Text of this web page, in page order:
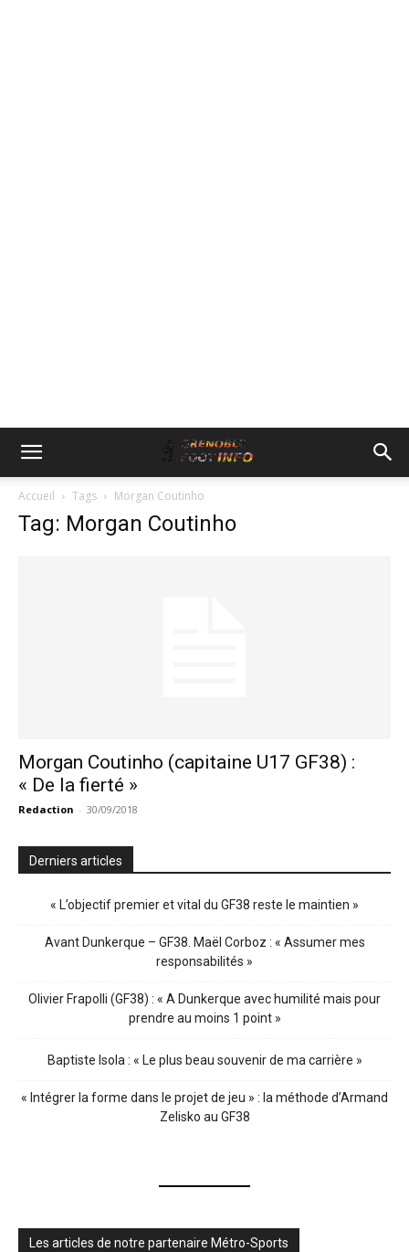
Accueil Tags Morgan Coutinho
Tag: Morgan Coutinho
Morgan Coutinho (capitaine U17 GF38) :
« De la fierté »
Redaction - 30/09/2018
Derniers articles
« L’objectif premier et vital du GF38 reste le maintien »
Avant Dunkerque – GF38. Maël Corboz : « Assumer mes
responsabilités »
Olivier Frapolli (GF38) : « A Dunkerque avec humilité mais pour
prendre au moins 1 point »
Baptiste Isola : « Le plus beau souvenir de ma carrière »
« Intégrer la forme dans le projet de jeu » : la méthode d’Armand
Zelisko au GF38
Les articles de notre partenaire Métro-Sports